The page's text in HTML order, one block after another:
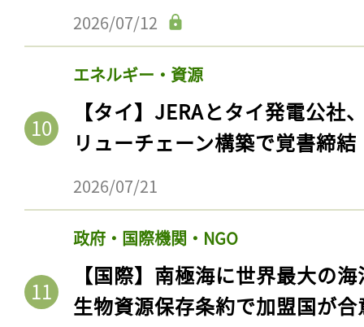
2026/07/12
エネルギー・資源
【タイ】JERAとタイ発電公社
リューチェーン構築で覚書締結
2026/07/21
政府・国際機関・NGO
【国際】南極海に世界最大の
生物資源保存条約で加盟国が合